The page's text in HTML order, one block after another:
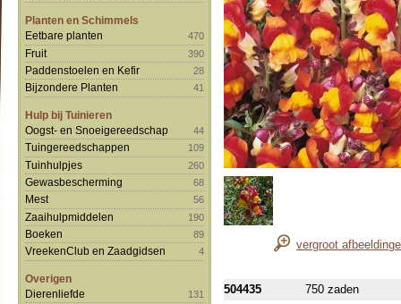
Planten en Schimmels
Eetbare planten
470
Fruit 390
Paddenstoelen en Kefir 28
Bijzondere Planten 41
Hulp bij Tuinieren
Oogst- en Snoeigereedschap
44
Tuingereedschappen 109
Tuinhulpjes 260
Gewasbescherming 68
Mest 56
Zaaihulpmiddelen 190
Boeken 89
VreekenClub en Zaadgidsen 4
Overigen
Dierenliefde
131
vergroot
504435
750 zaden